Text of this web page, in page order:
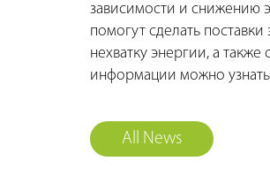
зависимости и снижению
помогут сделать
нехватку энергии, а
информации можно узнать
All News